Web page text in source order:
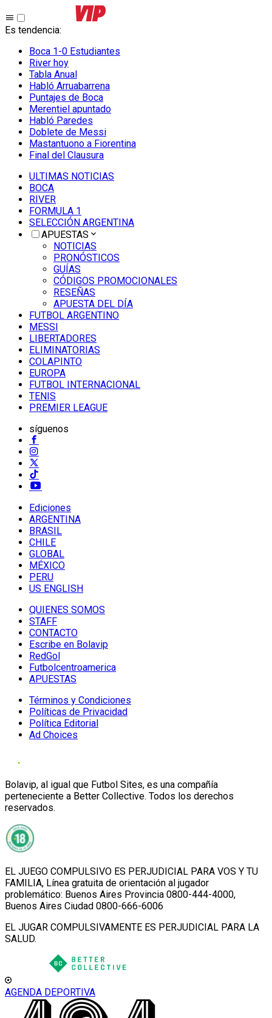
Es tendencia:
Boca 1-0 Estudiantes
River hoy
Tabla Anual
Habló Arruabarrena
Puntajes de Boca
Merentiel apuntado
Habló Paredes
Doblete de Messi
Mastantuono a Fiorentina
Final del Clausura
ULTIMAS NOTICIAS
BOCA
RIVER
FORMULA 1
SELECCIÓN ARGENTINA
APUESTAS
NOTICIAS
PRONÓSTICOS
GUÍAS
CÓDIGOS PROMOCIONALES
RESEÑAS
APUESTA DEL DÍA
FUTBOL ARGENTINO
MESSI
LIBERTADORES
ELIMINATORIAS
COLAPINTO
EUROPA
FUTBOL INTERNACIONAL
TENIS
PREMIER LEAGUE
síguenos
Ediciones
ARGENTINA
BRASIL
CHILE
GLOBAL
MÉXICO
PERU
US ENGLISH
QUIENES SOMOS
STAFF
CONTACTO
Escribe en Bolavip
RedGol
Futbolcentroamerica
APUESTAS
Términos y Condiciones
Políticas de Privacidad
Política Editorial
Ad Choices
Bolavip, al igual que Futbol Sites, es una compañía
perteneciente a Better Collective. Todos los derechos
reservados.
EL JUEGO COMPULSIVO ES PERJUDICIAL PARA VOS Y TU
FAMILIA, Línea gratuita de orientación al jugador
problemático: Buenos Aires Provincia 0800-444-4000,
Buenos Aires Ciudad 0800-666-6006
EL JUGAR COMPULSIVAMENTE ES PERJUDICIAL PARA LA
SALUD.
AGENDA DEPORTIVA